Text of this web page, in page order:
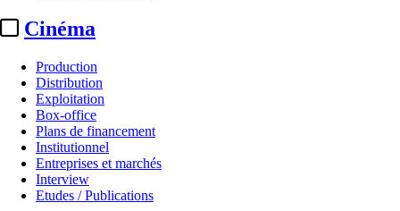
Cinéma
Production
Distribution
Exploitation
Box-office
Plans de financement
Institutionnel
Entreprises et marchés
Interview
Etudes / Publications